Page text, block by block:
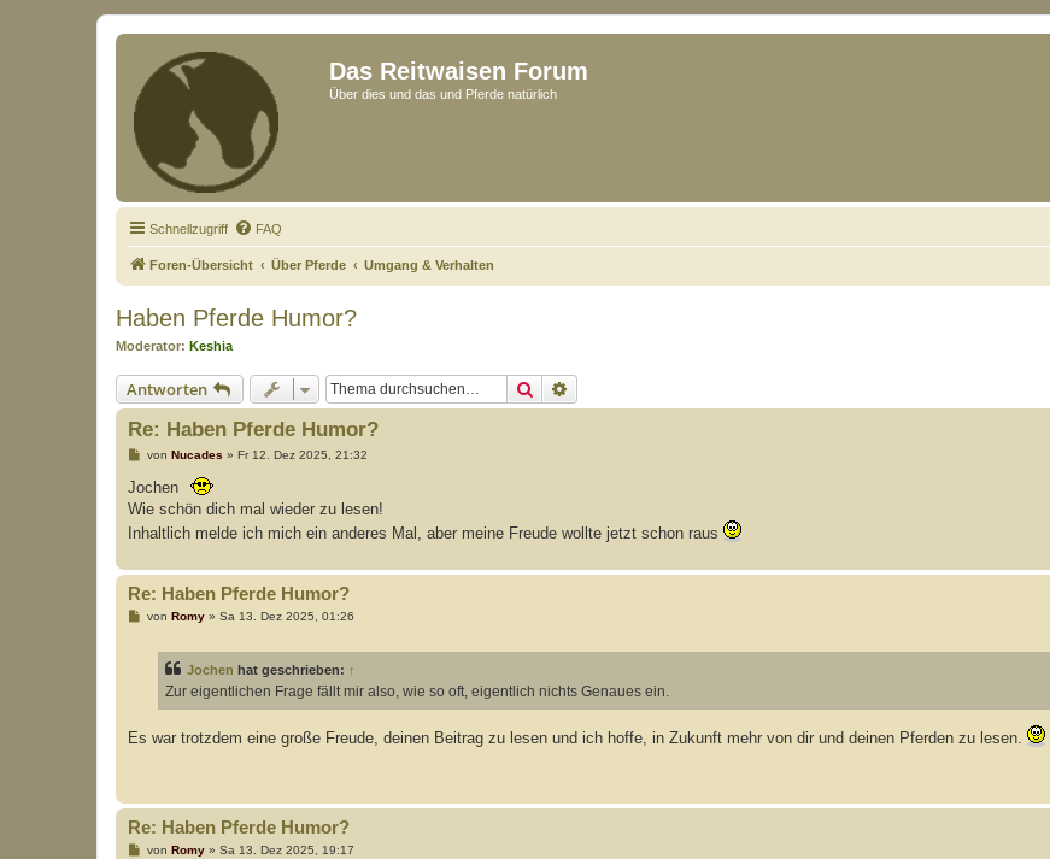
Das Reitwaisen Forum
Über dies und das und Pferde natürlich
Schnellzugriff FAQ
Foren-Übersicht Über Pferde Umgang & Verhalten
Haben Pferde Humor?
Moderator: Keshia
Antworten Suche
Re: Haben Pferde Humor?
B
i
t
r
a
g
von Nucades » Fr 12. Dez 2025, 21:32
Jochen
Wie schön dich mal wieder zu lesen!
Inhaltlich melde ich mich ein anderes Mal, aber meine Freude wollte jetzt schon raus
Re: Haben Pferde Humor?
Bvon Romy» Sa 13. Dez 2025, 01:26
Jochen hat geschrieben: ↑
Zur eigentlichen Frage fällt mir also, wie so oft, eigentlich nichts Genaues ein.
Es war trotzdem eine große Freude, deinen Beitrag zu lesen und ich hoffe, in Zukunft mehr von dir und deinen Pferden zu lesen.
Re: Haben Pferde Humor?
Bvon Romy» Sa 13. Dez 2025, 19:17